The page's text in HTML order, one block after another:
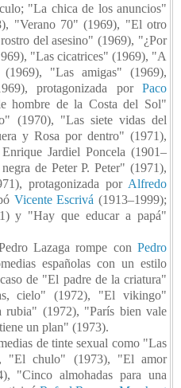
"La chica de los anuncios"
"Verano 70" (1969), "El otro
del asesino" (1969), "¿Por
"Las cicatrices" (1969), "A
"Las amigas" (1969),
protagonizada por Paco
hombre de la Costa del Sol"
(1970), "Las siete vidas del
y Rosa por dentro" (1971),
Jardiel Poncela (1901–
de Peter P. Peter" (1971),
protagonizada por Alfredo
Vicente Escrivá (1913–1999);
y "Hay que educar a papá"
Lazaga rompe con Pedro
españolas con un estilo
de "El padre de la criatura"
cielo" (1972), "El vikingo"
(1972), "París bien vale
un plan" (1973).
de tinte sexual como "Las
"El chulo" (1973), "El amor
"Cinco almohadas para una